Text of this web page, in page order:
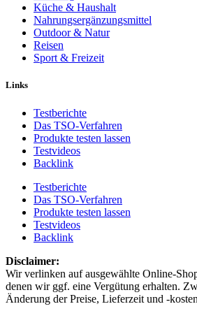
Küche & Haushalt
Nahrungsergänzungsmittel
Outdoor & Natur
Reisen
Sport & Freizeit
Links
Testberichte
Das TSO-Verfahren
Produkte testen lassen
Testvideos
Backlink
Testberichte
Das TSO-Verfahren
Produkte testen lassen
Testvideos
Backlink
Disclaimer: ​
Wir verlinken auf ausgewählte Online-
denen wir ggf. eine Vergütung erhalten.
Änderung der Preise, Lieferzeit und -